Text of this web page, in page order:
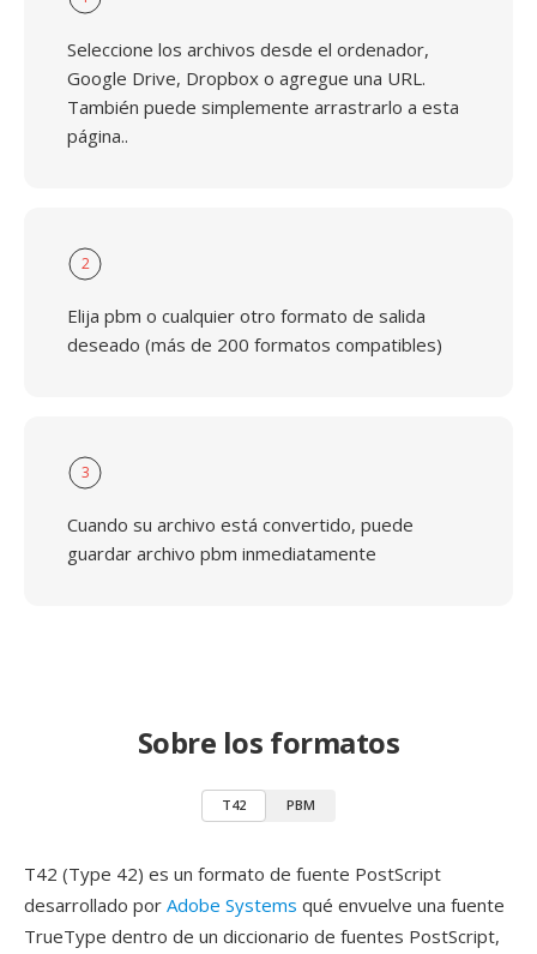
Seleccione los archivos desde el ordenador,
Google Drive, Dropbox o agregue una URL.
También puede simplemente arrastrarlo a esta
página..
2
Elija pbm o cualquier otro formato de salida
deseado (más de 200 formatos compatibles)
3
Cuando su archivo está convertido, puede
guardar archivo pbm inmediatamente
Sobre los formatos
T42 PBM
T42 (Type 42) es un formato de fuente PostScript
desarrollado por Adobe Systems qué envuelve una fuente
TrueType dentro de un diccionario de fuentes PostScript,